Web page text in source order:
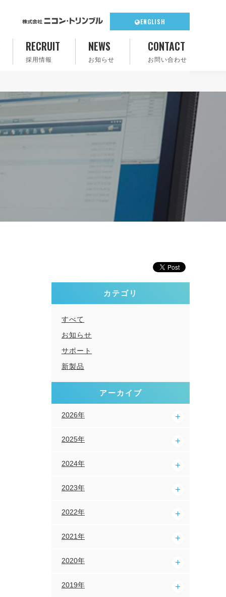
ENGLISH
RECRUIT
採用情報
NEWS
お知らせ
CONTACT
お問い合わせ
カテゴリ
すべて
お知らせ
サポート
新製品
アーカイブ
2026年
2025年
2024年
2023年
2022年
2021年
2020年
2019年